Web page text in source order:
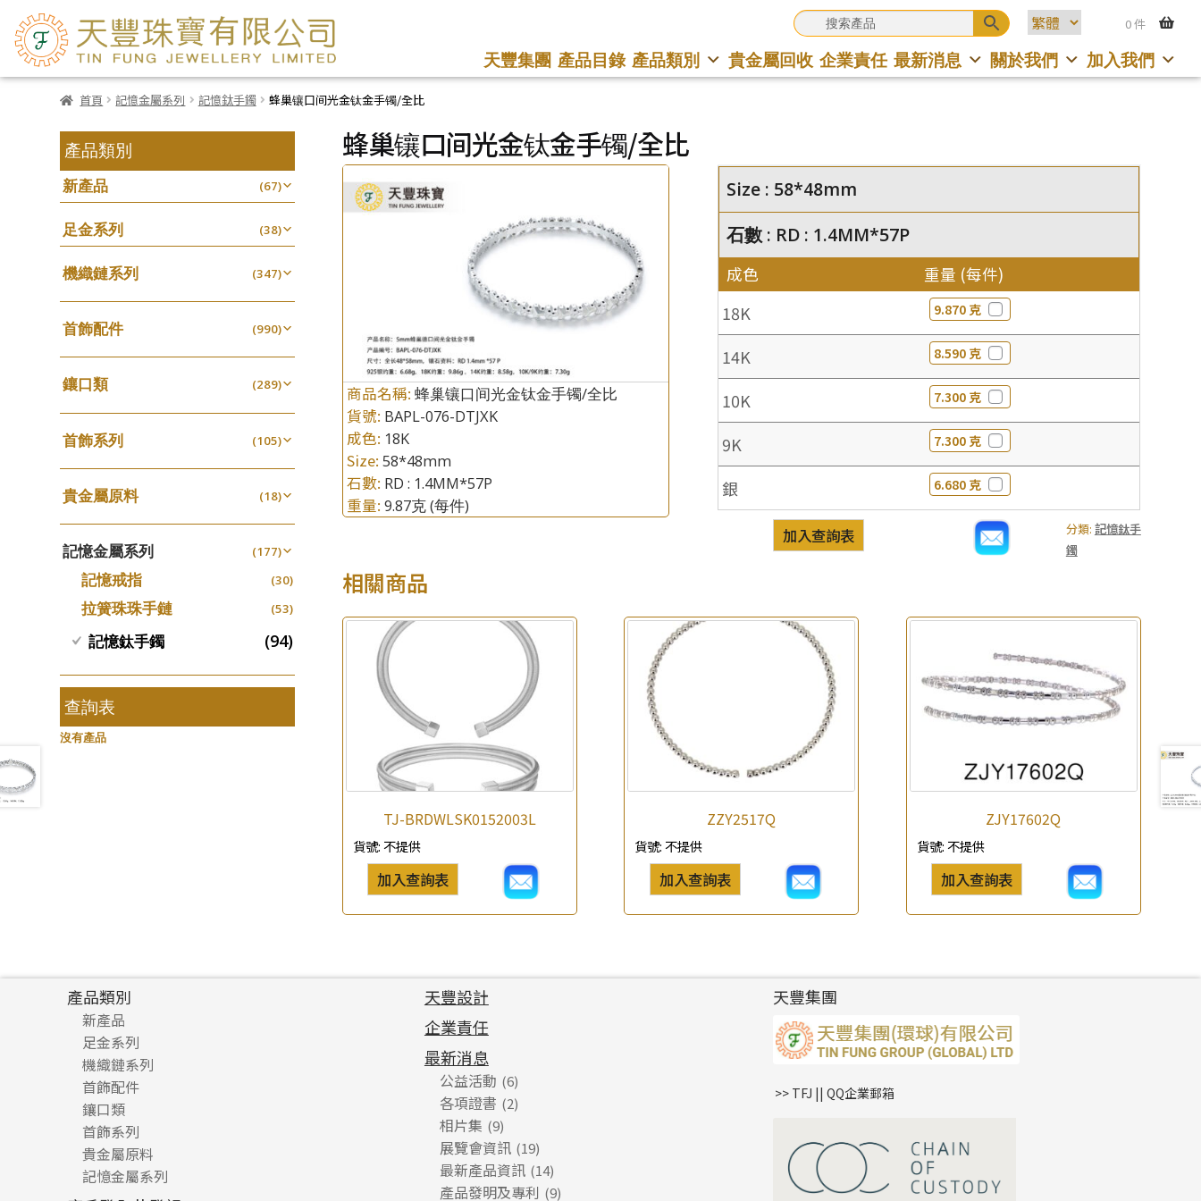
0 件
天豐集團 產品目錄 產品類別 貴金屬回收 企業責任 最新消息 關於我們 加入我們
首頁 記憶金屬系列 記憶鈦手鐲 蜂巢镶口间光金钛金手镯/全比
蜂巢镶口间光金钛金手镯/全比
產品查詢 ×
*你的名字
商品名稱: 蜂巢镶口间光金钛金手镯/全比
貨號: BAPL-076-DTJXK
成色: 18K
Size: 58*48mm
石數: RD : 1.4MM*57P
重量: 9.87克(每件)
Size : 58*48mm
石數 : RD : 1.4MM*57P
成色 重量 (每件)
18K 9.870 克
14K 8.590 克
10K 7.300 克
9K 7.300 克
銀 6.680 克
分類: 記憶鈦手
鐲
加入查詢表
相關商品
TJ-BRDWLSK0152003L
貨號:不提供
加入查詢表
ZZY2517Q
貨號: 不提供
加入查詢表
ZJY17602Q
貨號:不提供
加入查詢表
產品類別
新產品 (67)
足金系列 (38)
機織鏈系列 (347)
珠仔鏈 (25)
镶口链 (61)
管狀網鏈 (11)
十字鏈系列 (56)
十字車花鏈系列 (48)
十字閃O鏈系列 (27)
十字錘打鏈系列 (17)
側身車花鏈系列 (8)
側身鏈系列
肖邦鏈系列 (14)
雙十字鏈系列 (4)
水波鏈系列 (4)
蛇骨鏈系列 (6)
鏈尾系列 (6)
盒子鏈系列
嘴唇鏈系列
首飾配件 (990)
耳環類配件 (341)
卷迫系列 (13)
螺絲迫系列 (15)
梅花迫系列 (19)
平臺迫系列 (74)
綫拍系列 (42)
美拍系列 (16)
耳針系列 (6)
耳環扣系列 (29)
耳綫/耳鈎系列 (25)
耳環爪頭 (29)
耳環 (71)
鏈類配件
調節珠系列
生圈扣系列
鴨俐制系列
字印牌系列
字母吊墜
項鏈吊墜
生肖吊墜 (27)
管扣系列
星座吊墜
其他類配件 (161)
珠盤系列 (16)
袖口鈕系列 (7)
焊片及鐳射綫 (2)
空心車花管 (19)
其他 (104)
無孔光身珠 (7)
無孔批花珠
空心批花珠
鑲口類 (289)
四爪頭系列 (20)
六爪頭系列 (41)
車花片 (35)
動感車花片 (20)
鑲口戒指 (16)
鑲口手鏈系列 (146)
首飾系列 (105)
手镯系列 (8)
戒指系列 (8)
空心耳環 (27)
空心车花管首饰链 (15)
空心手鐲系列 (8)
牛仔鏈 (37)
貴金屬原料 (18)
千足金 (18)
記憶金屬系列 (177)
記憶戒指 (30)
拉簧珠珠手鏈 (53)
記憶鈦手鐲 (94)
查詢表
沒有產品
*你的名字
公司名稱
產品類別
新產品
足金系列
足金配件
機織鏈系列
珠仔鏈
镶口链
管狀網鏈
十字車花鏈系列
十字閃O鏈系列
首飾配件
耳環類配件
卷迫系列
螺絲迫系列
梅花迫系列
鏈類配件
動感車花吊墜
調節珠系列
其他類配件
珠盤系列
珠類配件
鑲口類
四爪頭系列
六爪頭系列
車花片
首飾系列
手镯系列
戒指系列
貴金屬原料
千足金
記憶金屬系列
天豐設計
企業責任
最新消息
公益活動 (6)
各項證書 (2)
相片集 (9)
展覽會資訊 (19)
最新產品資訊 (14)
產品發明及專利 (9)
天豐集團
>> TFJ || QQ企業郵箱